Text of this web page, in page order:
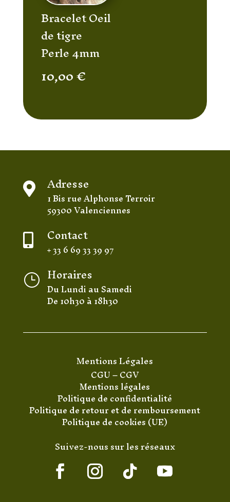
Bracelet Oeil
de tigre
Perle 4mm
10,00€
 Adresse
1 Bis rue Alphonse Terroir
59300 Valenciennes
 Contact
+ 33 6 69 33 39 97
} Horaires
Du Lundi au Samedi
De 10h30 à 18h30
Mentions Légales
CGU–CGV
Mentions légales
Politique de confidentialité
Politique de retour et de remboursement
Politique de cookies (UE)
Suivez-nous sur les réseaux